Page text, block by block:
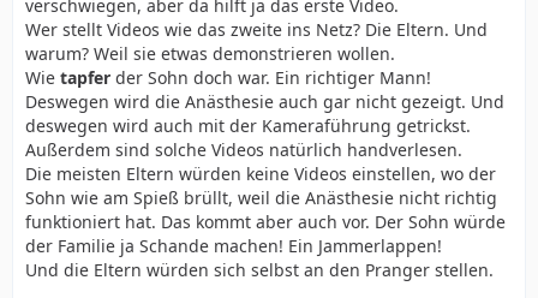
verschwiegen, aber da hilft ja das erste Video.
Wer stellt Videos wie das zweite ins Netz? Die Eltern. Und
warum? Weil sie etwas demonstrieren wollen.
Wie tapfer der Sohn doch war. Ein richtiger Mann!
Deswegen wird die Anästhesie auch gar nicht gezeigt. Und
deswegen wird auch mit der Kameraführung getrickst.
Außerdem sind solche Videos natürlich handverlesen.
Die meisten Eltern würden keine Videos einstellen, wo der
Sohn wie am Spieß brüllt, weil die Anästhesie nicht richtig
funktioniert hat. Das kommt aber auch vor. Der Sohn würde
der Familie ja Schande machen! Ein Jammerlappen!
Und die Eltern würden sich selbst an den Pranger stellen.